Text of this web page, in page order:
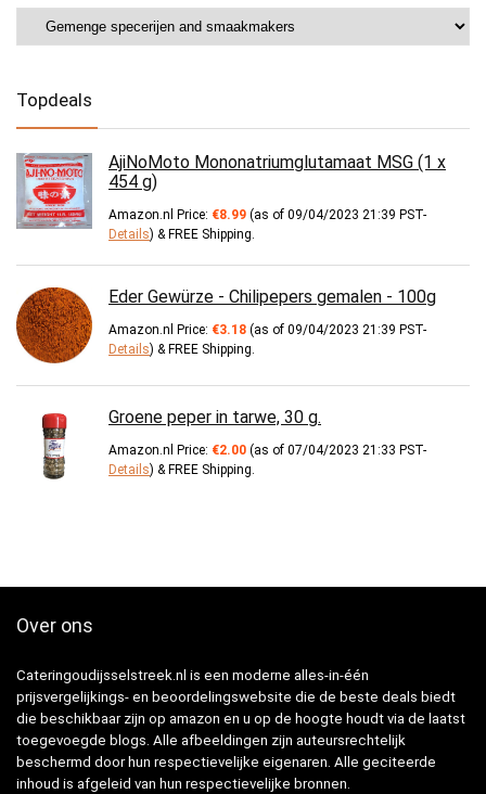
Topdeals
AjiNoMoto Mononatriumglutamaat MSG (1 x
454 g)
Amazon.nl Price: €8.99 (as of 09/04/2023 21:39 PST-
Details) & FREE Shipping.
Eder Gewürze - Chilipepers gemalen - 100g
Amazon.nl Price: €3.18 (as of 09/04/2023 21:39 PST-
Details) & FREE Shipping.
Groene peper in tarwe, 30 g.
Amazon.nl Price: €2.00 (as of 07/04/2023 21:33 PST-
Details) & FREE Shipping.
Over ons
Cateringoudijsselstreek.nl is een moderne alles-in-één
prijsvergelijkings- en beoordelingswebsite die de beste deals biedt
die beschikbaar zijn op amazon en u op de hoogte houdt via de laatst
toegevoegde blogs. Alle afbeeldingen zijn auteursrechtelijk
beschermd door hun respectievelijke eigenaren. Alle geciteerde
inhoud is afgeleid van hun respectievelijke bronnen.